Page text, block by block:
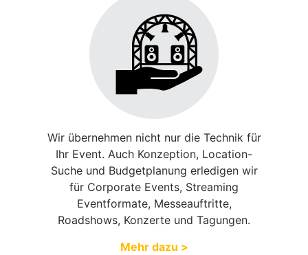
Wir übernehmen nicht nur die Technik für
Ihr Event. Auch Konzeption, Location-
Suche und Budgetplanung erledigen wir
für Corporate Events, Streaming
Eventformate, Messeauftritte,
Roadshows, Konzerte und Tagungen.
Mehr dazu >